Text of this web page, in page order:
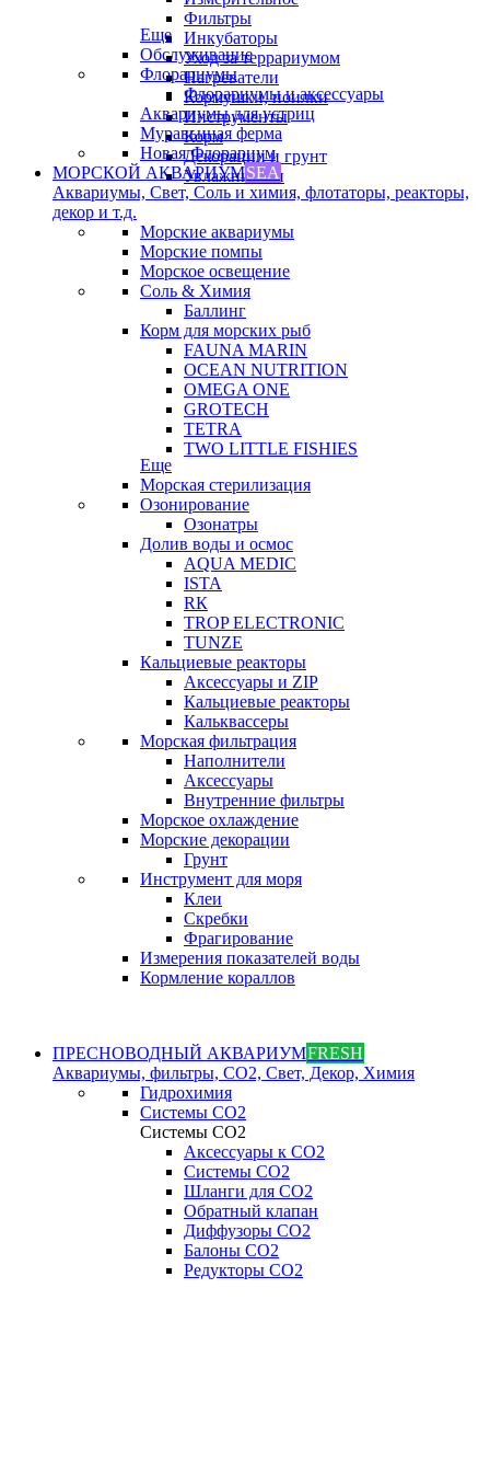
Фильтры
Инкубаторы
Уход за террариумом
Нагреватели
Кормушки, поилки
Инструменты
Корм
Декорации и грунт
Увлажнители
Еще
Обслуживание
Флорариумы
Флорариумы и аксессуары
Аквариумы для устриц
Муравьиная ферма
Новая Флорариум
МОРСКОЙ АКВАРИУМSEA
Аквариумы, Свет, Соль и химия, флотаторы, реакторы,
декор и т.д.
Морские аквариумы
Морские помпы
Морское освещение
Соль & Химия
Баллинг
Корм для морских рыб
FAUNA MARIN
OCEAN NUTRITION
OMEGA ONE
GROTECH
TETRA
TWO LITTLE FISHIES
Еще
Морская стерилизация
Озонирование
Озонатры
Долив воды и осмос
AQUA MEDIC
ISTA
RК
TROP ELECTRONIC
TUNZE
Кальциевые реакторы
Аксессуары и ZIP
Кальциевые реакторы
Кальквассеры
Морская фильтрация
Наполнители
Аксессуары
Внутренние фильтры
Морское охлаждение
Морские декорации
Грунт
Инструмент для моря
Клеи
Скребки
Фрагирование
Измерения показателей воды
Кормление кораллов
ПРЕСНОВОДНЫЙ АКВАРИУМFRESH
Аквариумы, фильтры, СО2, Свет, Декор, Химия
Гидрохимия
Системы СО2
Системы СО2
Аксессуары к СО2
Системы СО2
Шланги для CO2
Обратный клапан
Диффузоры СO2
Балоны CO2
Редукторы CO2